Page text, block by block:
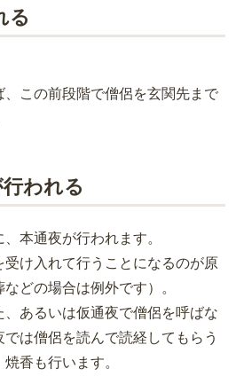
る
この前段階で僧侶を玄関先まで
われる
本通夜が行われます。
け入れて行うことになるのが原
どの場合は例外です）。
あるいは仮通夜で僧侶を呼ばな
は僧侶を読んで読経してもらう
香も行います。